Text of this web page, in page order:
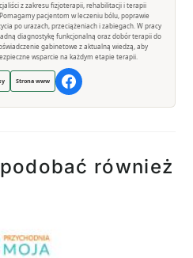
z zakresu fizjoterapii, rehabilitacji i terapii
pacjentom w leczeniu bólu, poprawie
po urazach, przeciążeniach i zabiegach. W pracy
diagnostykę funkcjonalną oraz dobór terapii do
gabinetowe z aktualną wiedzą, aby
wsparcie na każdym etapie terapii.
Strona www
również